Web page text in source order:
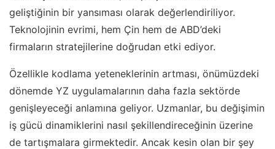
geliştiğinin bir yansıması olarak değerlendiriliyor.
Teknolojinin evrimi, hem Çin hem de ABD’deki
firmaların stratejilerine doğrudan etki ediyor.
Özellikle kodlama yeteneklerinin artması, önümüzdeki
dönemde YZ uygulamalarının daha fazla sektörde
genişleyeceği anlamına geliyor. Uzmanlar, bu değişimin
iş gücü dinamiklerini nasıl şekillendireceğinin üzerine
de tartışmalara girmektedir. Ancak kesin olan bir şey